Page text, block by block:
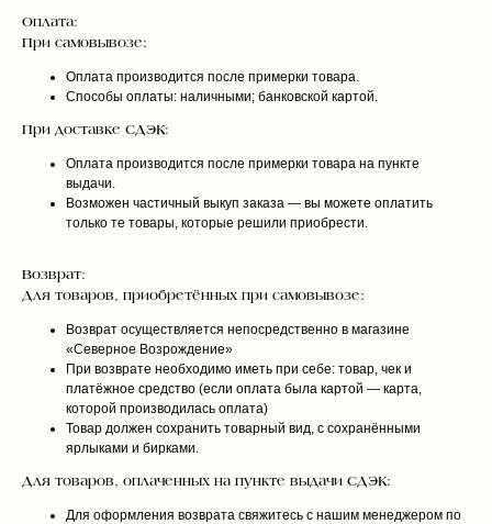
Оплата:
При самовывозе:
Оплата производится после примерки товара.
Способы оплаты: наличными; банковской картой.
При доставке СДЭК:
Оплата производится после примерки товара на пункте
выдачи.
Возможен частичный выкуп заказа — вы можете оплатить
только те товары, которые решили приобрести.
Возврат:
Для товаров, приобретённых при самовывозе:
Возврат осуществляется непосредственно в магазине
«Северное Возрождение»
При возврате необходимо иметь при себе: товар, чек и
платёжное средство (если оплата была картой — карта,
которой производилась оплата)
Товар должен сохранить товарный вид, с сохранёнными
ярлыками и бирками.
Для товаров, оплаченных на пункте выдачи СДЭК:
Для оформления возврата свяжитесь с нашим менеджером по